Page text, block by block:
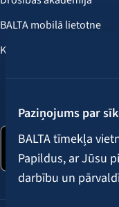
Paziņojums par
BALTA tīmekļa
Papildus, ar Jūsu
darbību un
BALTA mobilā lietotne
Klientu labumi